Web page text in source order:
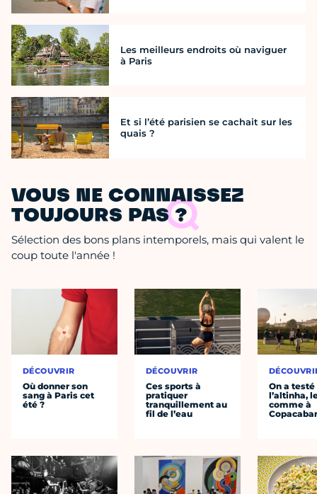
Les meilleurs endroits où naviguer
à Paris
Et si l’été parisien se cachait sur les
quais ?
VOUS NE CONNAISSEZ
TOUJOURS PAS ?
Sélection des bons plans intemporels, mais qui valent le
coup toute l'année !
DÉCOUVRIR
Où donner son
sang à Paris cet
été ?
DÉCOUVRIR
Ces sports à
pratiquer
tranquillement au
fil de l’eau
On a testé
l’altinha,
comme à